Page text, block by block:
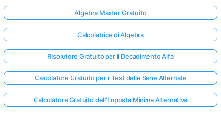
Algebra Master Gratuito
Calcolatrice di Algebra
Risolutore Gratuito per il Decadimento Alfa
Calcolatore Gratuito per il Test delle Serie Alternate
Calcolatore Gratuito dell'Imposta Minima Alternativa